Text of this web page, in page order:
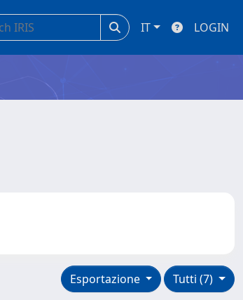
IT LOGIN
Tutti (7)
Esportazione